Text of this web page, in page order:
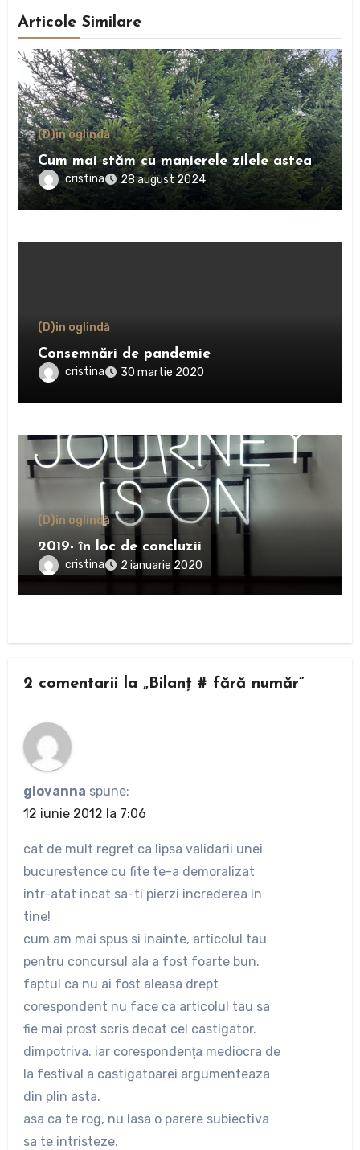
Articole Similare
(D)in oglindă
Cum mai stăm cu manierele zilele astea
cristina 28 august 2024
(D)in oglindă
Consemnări de pandemie
cristina 30 martie 2020
(D)in oglindă
2019- în loc de concluzii
cristina 2 ianuarie 2020
2 comentarii la „Bilanț # fără număr”
giovanna spune:
12 iunie 2012 la 7:06
cat de mult regret ca lipsa validarii unei
bucurestence cu fite te-a demoralizat
intr-atat incat sa-ti pierzi increderea in
tine!
cum am mai spus si inainte, articolul tau
pentru concursul ala a fost foarte bun.
faptul ca nu ai fost aleasa drept
corespondent nu face ca articolul tau sa
fie mai prost scris decat cel castigator.
dimpotriva. iar corespondenţa mediocra de
la festival a castigatoarei argumenteaza
din plin asta.
asa ca te rog, nu lasa o parere subiectiva
sa te intristeze.